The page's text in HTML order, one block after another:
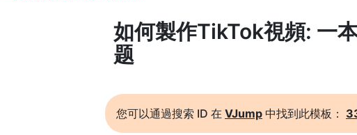
如何製作TikTok視頻: 一
题
您可以通過搜索 ID 在 VJump 中找到此模板：